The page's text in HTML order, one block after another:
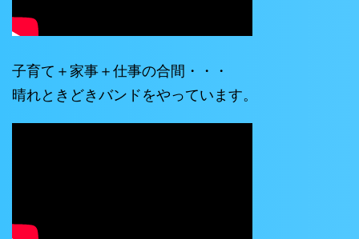
子育て＋家事＋仕事の合間・・・
晴れときどきバンドをやっています。